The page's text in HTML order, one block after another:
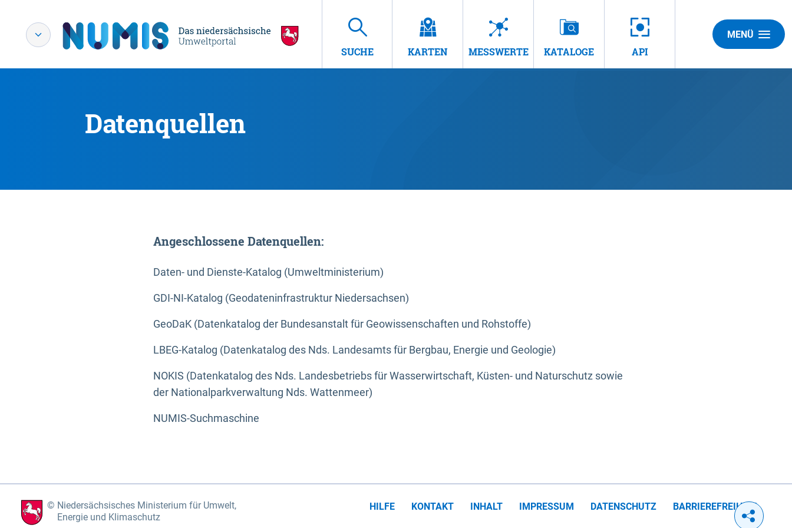
SUCHE KARTEN MESSWERTE KATALOGE API
MENÜ
Datenquellen
Angeschlossene Datenquellen:
Daten- und Dienste-Katalog (Umweltministerium)
GDI-NI-Katalog (Geodateninfrastruktur Niedersachsen)
GeoDaK (Datenkatalog der Bundesanstalt für Geowissenschaften und Rohstoffe)
LBEG-Katalog (Datenkatalog des Nds. Landesamts für Bergbau, Energie und Geologie)
NOKIS (Datenkatalog des Nds. Landesbetriebs für Wasserwirtschaft, Küsten- und Naturschutz sowie
der Nationalparkverwaltung Nds. Wattenmeer)
NUMIS-Suchmaschine
Niedersächsisches Ministerium für Umwelt,
Energie und Klimaschutz
HILFE KONTAKT INHALT IMPRESSUM DATENSCHUTZ BARRIEREFREIHEIT